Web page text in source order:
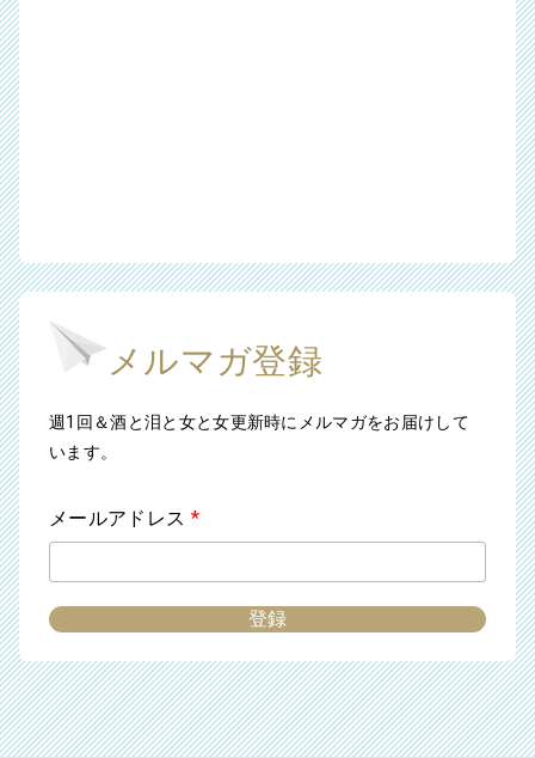
メルマガ登録
週1回＆酒と泪と女と女更新時にメルマガをお届けして
います。
メールアドレス *